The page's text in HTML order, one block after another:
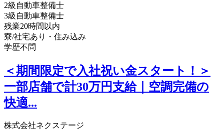
2級自動車整備士
3級自動車整備士
残業20時間以内
寮/社宅あり・住み込み
学歴不問
＜期間限定で入社祝い金スタート！＞
一部店舗で計30万円支給｜空調完備の
快適...
株式会社ネクステージ